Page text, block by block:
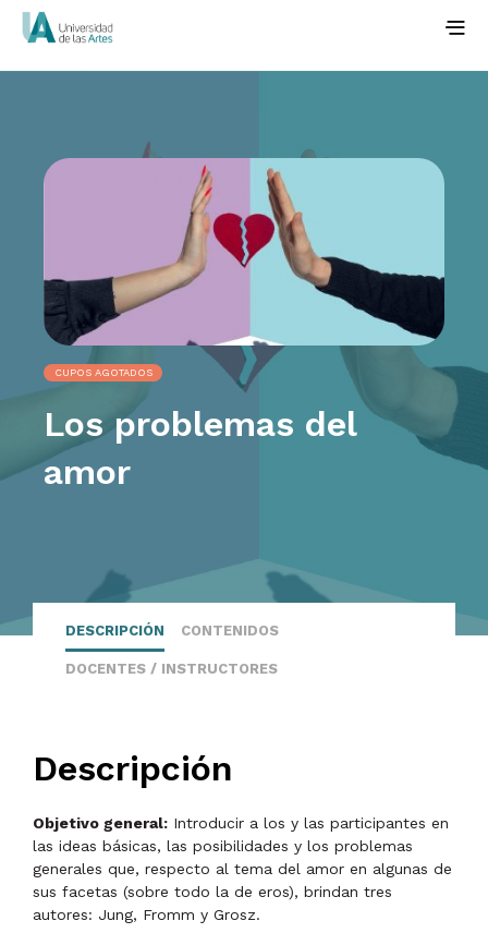
CUPOS AGOTADOS
Los problemas del
amor
DESCRIPCIÓN CONTENIDOS
DOCENTES / INSTRUCTORES
Descripción
Objetivo general: Introducir a los y las participantes en
las ideas básicas, las posibilidades y los problemas
generales que, respecto al tema del amor en algunas de
sus facetas (sobre todo la de eros), brindan tres
autores: Jung, Fromm y Grosz.